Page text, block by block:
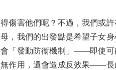
傷害他們呢？不過，我們或
，我們的出發點是希望子女
「發動防衞機制」——即使
無作用，還會造成反效果——